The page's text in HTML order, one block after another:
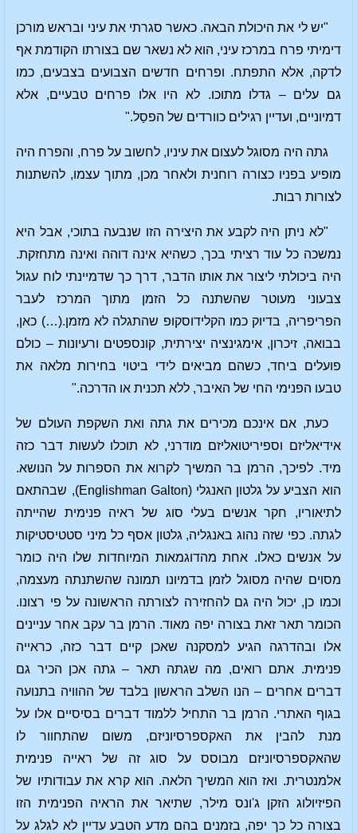
"יש לי את היכולת הבאה. כאשר סגרתי את עיני ובראש מורכן
דימיתי פרח במרכז עיני, הוא לא נשאר שם בצורתו הקודמת אף
לדקה, אלא התפתח. ופרחים חדשים הצבועים בצבעים, כמו
גם עלים – גדלו מתוכו. לא היו אלו פרחים טבעיים, אלא
דמיוניים, ועדיין רגילים כוורדים של הפסַל."
גתה היה מסוגל לעצום את עיניו, לחשוב על פרח, והפרח היה
מופיע בפניו כצורה רוחנית ולאחר מכן, מתוך עצמו, להשתנות
לצורות רבות.
"לא ניתן היה לקבע את היצירה הזו שנבעה בתוכי, אבל היא
נמשכה כל עוד רציתי בכך, כשהיא אינה דוהה ואינה מתחזקת.
היה ביכולתי ליצור את אותו הדבר, דרך כך שדמיינתי לוח עגול
צבעוני מעוטר שהשתנה כל הזמן מתוך המרכז לעבר
הפריפריה, בדיוק כמו הקלידוסקופ שהתגלה לא מזמן.(…) כאן,
בבואה, זיכרון, אימגינציה יצירתית, קונספטים ורעיונות – כולם
פועלים ביחד, כשהם מביאים לידי ביטוי בחירות מלאה את
טבעו הפנימי החי של האיבר, ללא תכנית או הדרכה."
כעת, אם אינכם מכירים את גתה ואת השקפת העולם של
אידיאליזם וספיריטואליזם מודרני, לא תוכלו לעשות דבר כזה
מיד. לפיכך, הרמן בר המשיך לקרוא את הספרות על הנושא.
הוא הצביע על גלטון האנגלי (Englishman Galton), שבהתאם
לתיאוריו, חקר אנשים בעלי סוג של ראיה פנימית שהייתה
לגתה. כפי שזה נהוג באנגליה, גלטון אסף כל מיני סטטיסטיקות
על אנשים כאלו. אחת מהדוגמאות המיוחדות שלו היה כומר
מסוים שהיה מסוגל לזמן בדמיונו תמונה שהשתנתה מעצמה,
וכמו כן, יכול היה גם להחזירה לצורתה הראשונה על פי רצונו.
הכומר תאר זאת בצורה יפה מאוד. הרמן בר עקב אחר עניינים
אלו ובהדרגה הגיע למסקנה שאכן קיים דבר כזה, כראייה
פנימית. אתם רואים, מה שגתה תאר – גתה אכן הכיר גם
דברים אחרים – הנו השלב הראשון בלבד של ההוויה בתנועה
בגוף האתרי. הרמן בר התחיל ללמוד דברים בסיסיים אלו על
מנת להבין את האקספרסיוניזם, משום שהתחוור לו
שהאקספרסיוניזם מבוסס על סוג זה של ראייה פנימית
אלמנטרית. ואז הוא המשיך הלאה. הוא קרא את עבודותיו של
הפיזיולוג הזקן ג'ונס מילר, שתיאר את הראיה הפנימית הזו
בצורה כל כך יפה, בזמנים בהם מדע הטבע עדיין לא לגלג על